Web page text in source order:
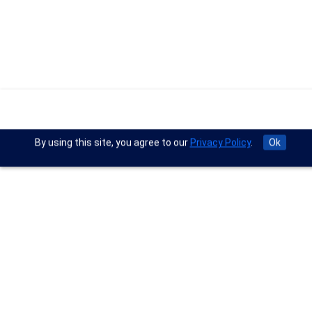
By using this site, you agree to our Privacy Policy. Ok